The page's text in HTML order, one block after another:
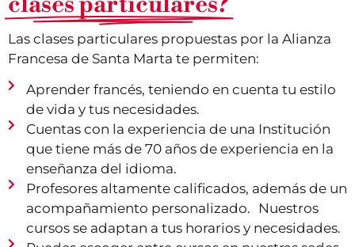
Las clases particulares propuestas por la Alianza
Francesa de Santa Marta te permiten:
Aprender francés, teniendo en cuenta tu estilo
de vida y tus necesidades.
Cuentas con la experiencia de una Institución
que tiene más de 70 años de experiencia en la
enseñanza del idioma.
Profesores altamente calificados, además de un
acompañamiento personalizado. Nuestros
cursos se adaptan a tus horarios y necesidades.